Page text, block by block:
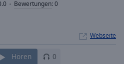
Bewertungen:0
Webseite
Hören 0